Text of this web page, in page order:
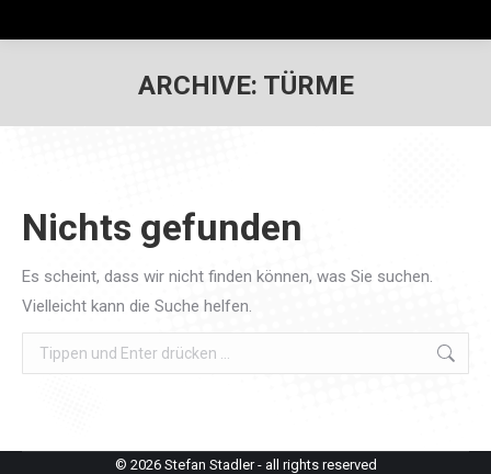
ARCHIVE: TÜRME
Nichts gefunden
Es scheint, dass wir nicht finden können, was Sie suchen.
Vielleicht kann die Suche helfen.
Search:
© 2026 Stefan Stadler - all rights reserved